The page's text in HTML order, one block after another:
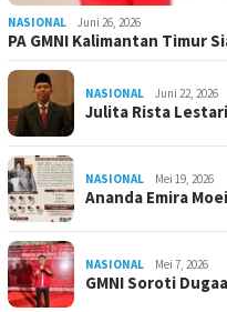
NASIONAL Juni 26, 2026
PA GMNI Kalimantan Timur
NASIONAL Juni 22, 2026
Julita Rista
NASIONAL Mei 19, 2026
Ananda Emira
NASIONAL Mei 7, 2026
GMNI Soroti